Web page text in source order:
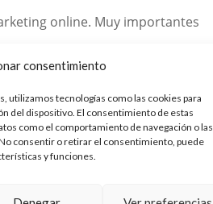
consentimiento
utilizamos tecnologías como las cookies para
del dispositivo. El consentimiento de estas
como el comportamiento de navegación o las
consentir o retirar el consentimiento, puede
y funciones.
online. Muy importantes
privacidad|Política de cookies